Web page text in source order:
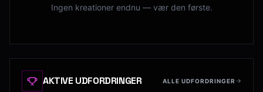
Ingen kreationer endnu — vær den første.
AKTIVE UDFORDRINGER ALLE UDFORDRINGER